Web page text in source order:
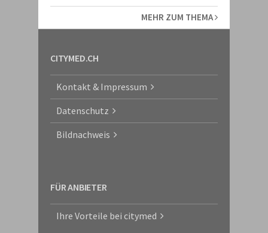
MEHR ZUM THEMA
CITYMED.CH
Kontakt & Impressum
Datenschutz
Bildnachweis
FÜR ANBIETER
Ihre Vorteile bei citymed